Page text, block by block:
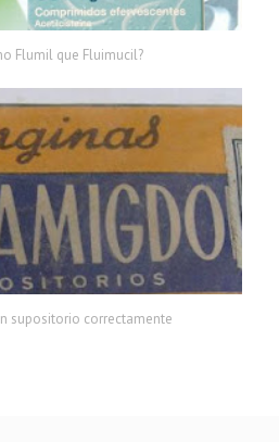
Flumil que Fluimucil?
supositorio correctamente